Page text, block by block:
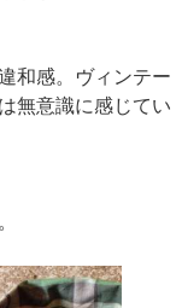
和感。ヴィンテー
無意識に感じてい